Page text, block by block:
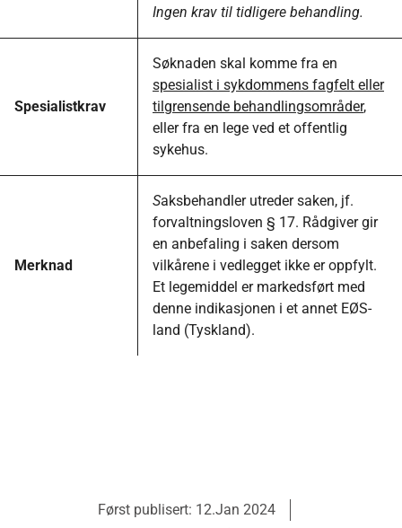
Ingen krav til tidligere behandling.
Spesialistkrav
Søknaden skal komme fra en
spesialist i sykdommens fagfelt eller
tilgrensende behandlingsområder,
eller fra en lege ved et offentlig
sykehus.
Merknad
Saksbehandler utreder saken, jf.
forvaltningsloven § 17. Rådgiver gir
en anbefaling i saken dersom
vilkårene i vedlegget ikke er oppfylt.
Et legemiddel er markedsført med
denne indikasjonen i et annet EØS-
land (Tyskland).
Først publisert: 12.Jan 2024